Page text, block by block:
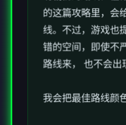
错的空间，即使不
路线来， 也不会出
我会把最佳路线颜
每一章的题目标为